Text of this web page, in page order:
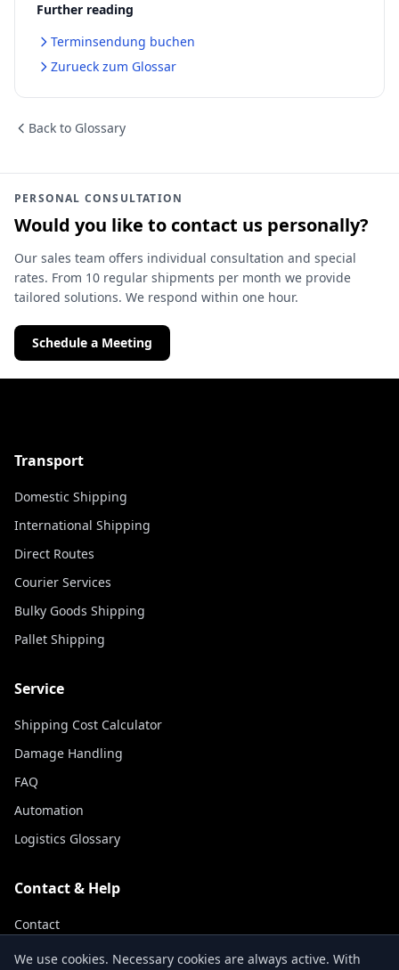
Further reading
Terminsendung buchen
Zurueck zum Glossar
Back to Glossary
PERSONAL CONSULTATION
Would you like to contact us personally?
Our sales team offers individual consultation and special
rates. From 10 regular shipments per month we provide
tailored solutions. We respond within one hour.
Schedule a Meeting
Transport
Domestic Shipping
International Shipping
Direct Routes
Courier Services
Bulky Goods Shipping
Pallet Shipping
Service
Shipping Cost Calculator
Damage Handling
FAQ
Automation
Logistics Glossary
Contact & Help
Contact
Track Shipment
We use cookies. Necessary cookies are always active. With